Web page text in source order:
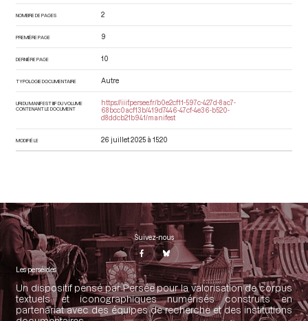
NOMBRE DE PAGES 2
PREMIÈRE PAGE 9
DERNIÈRE PAGE 10
TYPOLOGIE DOCUMENTAIRE Autre
URI DU MANIFEST IIIF DU VOLUME
CONTENANT LE DOCUMENT
https://iiif.persee.fr/b0e2cf11-597c-427d-8ac7-
68bcc0acf13b/419d7446-47cf-4e36-b520-
d8ddcb21b941/manifest
MODIFIÉ LE 26 juillet 2025 à 15:20
Suivez-nous
Les perséides
Un dispositif pensé par Persée pour la valorisation de corpus
textuels et iconographiques numérisés construits en
partenariat avec des équipes de recherche et des institutions